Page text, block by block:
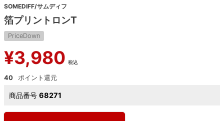
SOMEDIFF/サムディフ
箔プリントロンT
PriceDown
¥3,980 税込
40
商品番号 68271